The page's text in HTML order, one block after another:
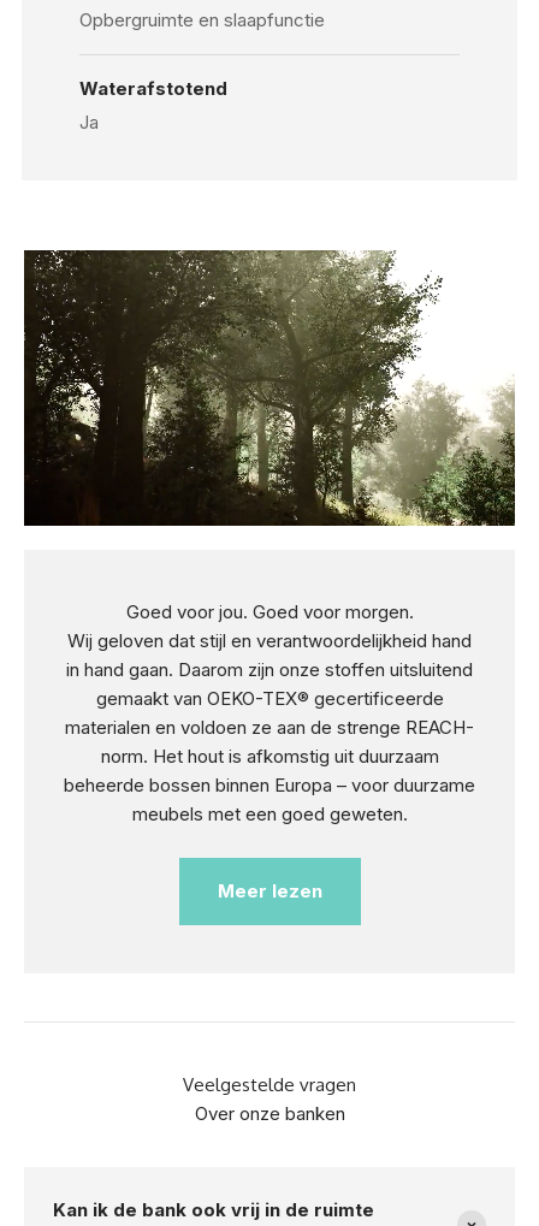
Opbergruimte en slaapfunctie
Waterafstotend
Ja
Goed voor jou. Goed voor morgen.
Wij geloven dat stijl en verantwoordelijkheid hand
in hand gaan. Daarom zijn onze stoffen uitsluitend
gemaakt van OEKO-TEX® gecertificeerde
materialen en voldoen ze aan de strenge REACH-
norm. Het hout is afkomstig uit duurzaam
beheerde bossen binnen Europa – voor duurzame
meubels met een goed geweten.
Meer lezen
Veelgestelde vragen
Over onze banken
Kan ik de bank ook vrij in de ruimte